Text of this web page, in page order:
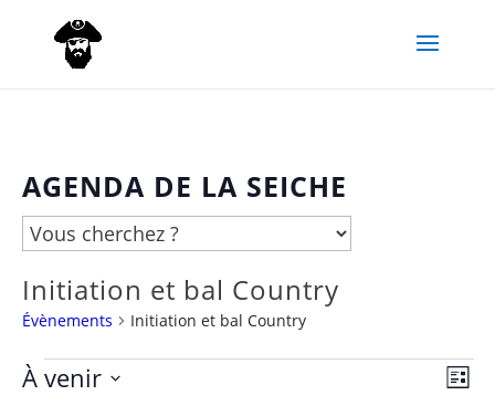
AGENDA DE LA SEICHE
Initiation et bal Country
Évènements Initiation et bal Country
Évènements Liste
À venir